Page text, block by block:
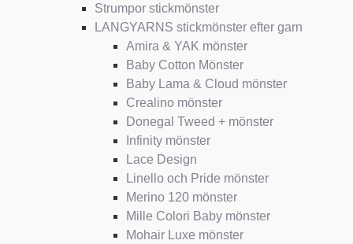
Strumpor stickmönster
LANGYARNS stickmönster efter garn
Amira & YAK mönster
Baby Cotton Mönster
Baby Lama & Cloud mönster
Crealino mönster
Donegal Tweed + mönster
Infinity mönster
Lace Design
Linello och Pride mönster
Merino 120 mönster
Mille Colori Baby mönster
Mohair Luxe mönster